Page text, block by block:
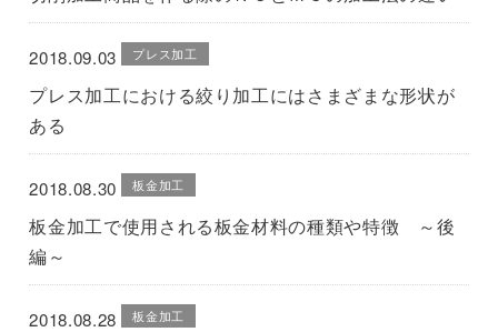
2018.09.03 プレス加工
プレス加工における絞り加工にはさまざまな形状が
ある
2018.08.30 板金加工
板金加工で使用される板金材料の種類や特徴 ～後
編～
2018.08.28 板金加工